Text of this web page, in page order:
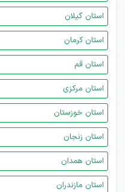
استان گیلان
استان کرمان
استان قم
استان مرکزی
استان خوزستان
استان زنجان
استان همدان
استان مازندران